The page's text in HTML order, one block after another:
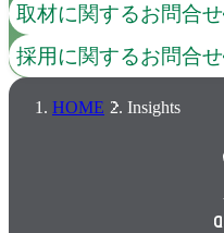
取材に関するお問合せ
採用に関するお問合せ
HOME Insights